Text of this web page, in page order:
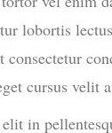
lobortis
consectetur
cursus velit
in